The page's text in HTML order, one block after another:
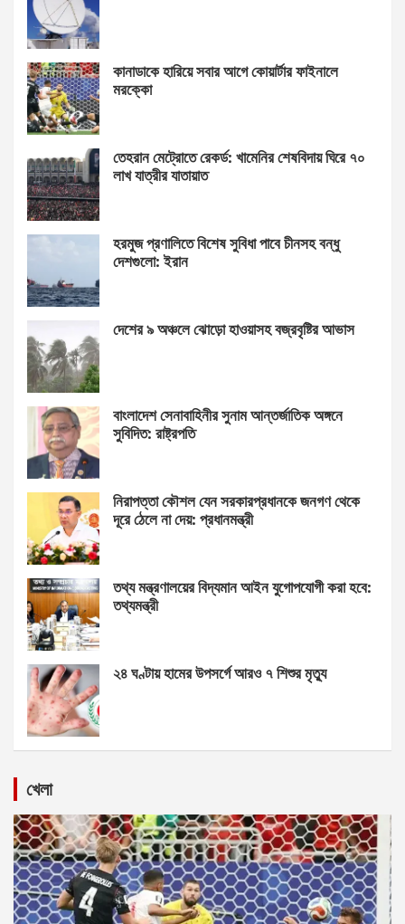
কানাডাকে হারিয়ে সবার আগে কোয়ার্টার ফাইনালে
মরক্কো
তেহরান মেট্রোতে রেকর্ড: খামেনির শেষবিদায় ঘিরে ৭০
লাখ যাত্রীর যাতায়াত
হরমুজ প্রণালিতে বিশেষ সুবিধা পাবে চীনসহ বন্ধু
দেশগুলো: ইরান
দেশের ৯ অঞ্চলে ঝোড়ো হাওয়াসহ বজ্রবৃষ্টির আভাস
বাংলাদেশ সেনাবাহিনীর সুনাম আন্তর্জাতিক অঙ্গনে
সুবিদিত: রাষ্ট্রপতি
নিরাপত্তা কৌশল যেন সরকারপ্রধানকে জনগণ থেকে
দূরে ঠেলে না দেয়: প্রধানমন্ত্রী
তথ্য মন্ত্রণালয়ের বিদ্যমান আইন যুগোপযোগী করা হবে:
তথ্যমন্ত্রী
২৪ ঘণ্টায় হামের উপসর্গে আরও ৭ শিশুর মৃত্যু
খেলা